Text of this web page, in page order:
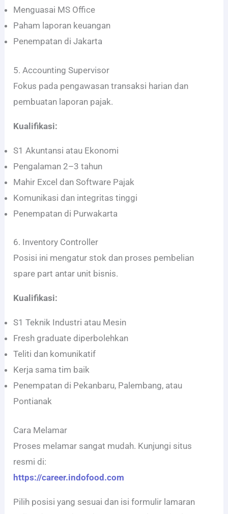
Menguasai MS Office
Paham laporan keuangan
Penempatan di Jakarta
5. Accounting Supervisor
Fokus pada pengawasan transaksi harian dan
pembuatan laporan pajak.
Kualifikasi:
S1 Akuntansi atau Ekonomi
Pengalaman 2–3 tahun
Mahir Excel dan Software Pajak
Komunikasi dan integritas tinggi
Penempatan di Purwakarta
6. Inventory Controller
Posisi ini mengatur stok dan proses pembelian
spare part antar unit bisnis.
Kualifikasi:
S1 Teknik Industri atau Mesin
Fresh graduate diperbolehkan
Teliti dan komunikatif
Kerja sama tim baik
Penempatan di Pekanbaru, Palembang, atau
Pontianak
Cara Melamar
Proses melamar sangat mudah. Kunjungi situs
resmi di:
https://career.indofood.com
Pilih posisi yang sesuai dan isi formulir lamaran